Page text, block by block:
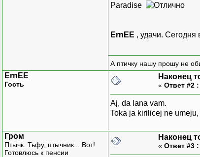
Paradise
ErnEE , удачи. Сегодня
А птичку нашу прошу не
ErnEE
Гость
Наконец
« Ответ #2 :
Aj, da lana vam.
Toka ja kirilicej ne
Гром
Птычк. Тьфу, птычник... Вот!
Готовлюсь к пенсии
Наконец
« Ответ #3 :